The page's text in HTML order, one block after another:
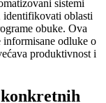
sistemi
identifikovati oblasti
obuke. Ova
informisane odluke o
produktivnost i